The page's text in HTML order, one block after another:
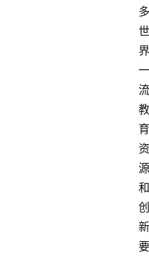
多
世
界
一
流
教
育
资
源
和
创
新
要